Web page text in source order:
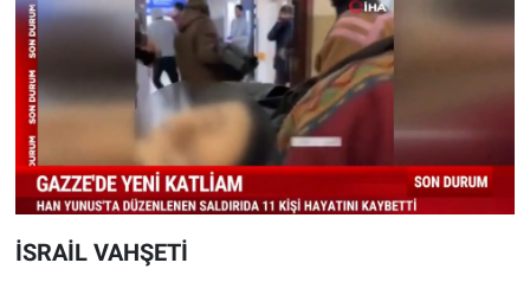
İSRAİL VAHŞETİ